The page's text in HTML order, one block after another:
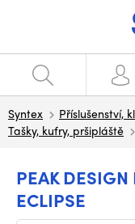
Syntex
Příslušenství,
Tašky, kufry, pršipláště
PEAK DESIGN
ECLIPSE